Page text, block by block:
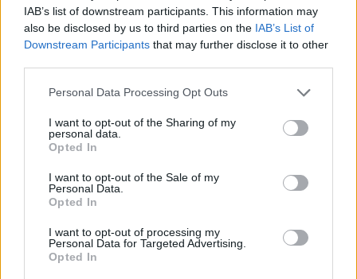
IAB’s list of downstream participants. This information may
also be disclosed by us to third parties on the IAB’s List of
Downstream Participants that may further disclose it to other
Please note that this website/app uses one or more Google
not limited to your visit or usage behaviour. You may click to
grant or deny consent to Google and its third-party tags to
use your data for below specified purposes in below Google
consent section.
Personal Data Processing Opt Outs
I want to opt-out of the Sharing of my
personal data.
Opted In
I want to opt-out of the Sale of my
Personal Data.
Opted In
I want to opt-out of processing my
Personal Data for Targeted Advertising.
Opted In
KÉT RÉSZLETBEN ÉRKEZIK A 100 EZER FORINTOS